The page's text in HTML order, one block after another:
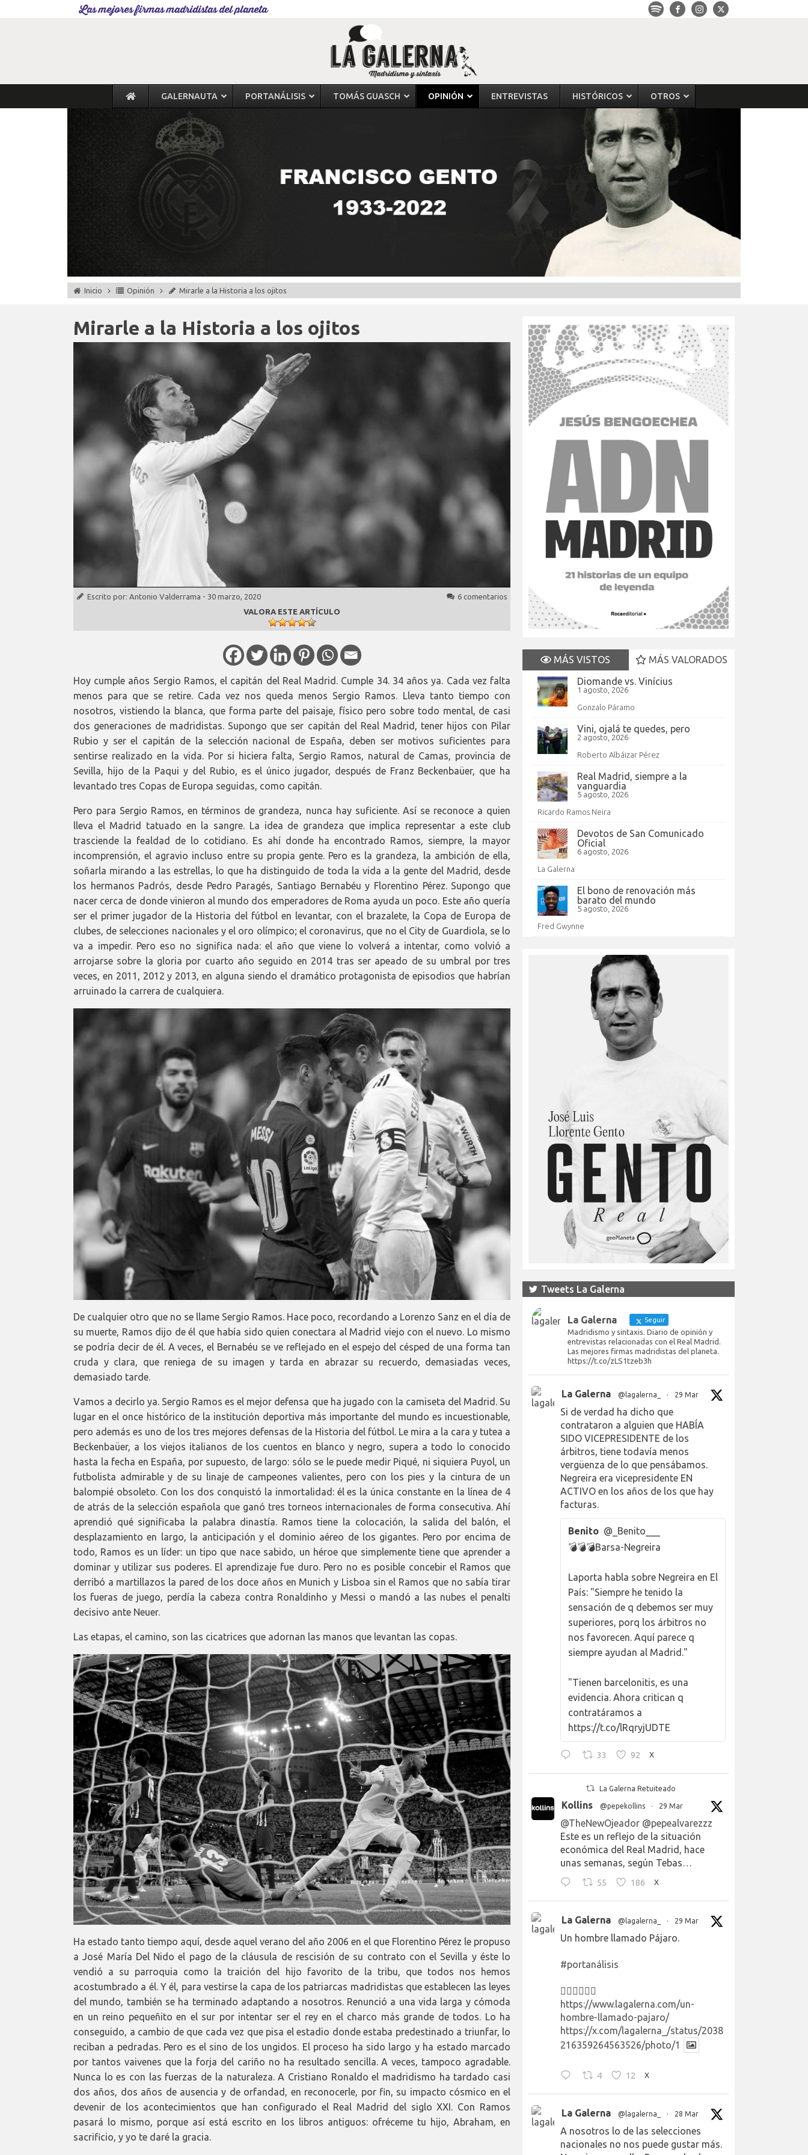
Las mejores firmas madridistas del planeta
GALERNAUTA PORTANÁLISIS TOMÁS GUASCH OPINIÓN ENTREVISTAS HISTÓRICOS OTROS
Inicio Opinión Mirarle a la Historia a los ojitos
Mirarle a la Historia a los ojitos
Escrito por: Antonio Valderrama - 30 marzo, 2020
6 comentarios
VALORA ESTE ARTÍCULO
Hoy cumple años Sergio Ramos, el capitán del Real Madrid. Cumple 34. 34 años ya. Cada vez falta
menos para que se retire. Cada vez nos queda menos Sergio Ramos. Lleva tanto tiempo con
nosotros, vistiendo la blanca, que forma parte del paisaje, físico pero sobre todo mental, de casi
dos generaciones de madridistas. Supongo que ser capitán del Real Madrid, tener hijos con Pilar
Rubio y ser el capitán de la selección nacional de España, deben ser motivos suficientes para
sentirse realizado en la vida. Por si hiciera falta, Sergio Ramos, natural de Camas, provincia de
Sevilla, hijo de la Paqui y del Rubio, es el único jugador, después de Franz Beckenbaüer, que ha
levantado tres Copas de Europa seguidas, como capitán.
Pero para Sergio Ramos, en términos de grandeza, nunca hay suficiente. Así se reconoce a quien
lleva el Madrid tatuado en la sangre. La idea de grandeza que implica representar a este club
trasciende la fealdad de lo cotidiano. Es ahí donde ha encontrado Ramos, siempre, la mayor
incomprensión, el agravio incluso entre su propia gente. Pero es la grandeza, la ambición de ella,
soñarla mirando a las estrellas, lo que ha distinguido de toda la vida a la gente del Madrid, desde
los hermanos Padrós, desde Pedro Paragés, Santiago Bernabéu y Florentino Pérez. Supongo que
nacer cerca de donde vinieron al mundo dos emperadores de Roma ayuda un poco. Este año quería
ser el primer jugador de la Historia del fútbol en levantar, con el brazalete, la Copa de Europa de
clubes, de selecciones nacionales y el oro olímpico; el coronavirus, que no el City de Guardiola, se lo
va a impedir. Pero eso no significa nada: el año que viene lo volverá a intentar, como volvió a
arrojarse sobre la gloria por cuarto año seguido en 2014 tras ser apeado de su umbral por tres
veces, en 2011, 2012 y 2013, en alguna siendo el dramático protagonista de episodios que habrían
arruinado la carrera de cualquiera.
De cualquier otro que no se llame Sergio Ramos. Hace poco, recordando a Lorenzo Sanz en el día de
su muerte, Ramos dijo de él que había sido quien conectara al Madrid viejo con el nuevo. Lo mismo
se podría decir de él. A veces, el Bernabéu se ve reflejado en el espejo del césped de una forma tan
cruda y clara, que reniega de su imagen y tarda en abrazar su recuerdo, demasiadas veces,
demasiado tarde.
Vamos a decirlo ya. Sergio Ramos es el mejor defensa que ha jugado con la camiseta del Madrid. Su
lugar en el once histórico de la institución deportiva más importante del mundo es incuestionable,
pero además es uno de los tres mejores defensas de la Historia del fútbol. Le mira a la cara y tutea a
Beckenbaüer, a los viejos italianos de los cuentos en blanco y negro, supera a todo lo conocido
hasta la fecha en España, por supuesto, de largo: sólo se le puede medir Piqué, ni siquiera Puyol, un
futbolista admirable y de su linaje de campeones valientes, pero con los pies y la cintura de un
balompié obsoleto. Con los dos conquistó la inmortalidad: él es la única constante en la línea de 4
de atrás de la selección española que ganó tres torneos internacionales de forma consecutiva. Ahí
aprendió qué significaba la palabra dinastía. Ramos tiene la colocación, la salida del balón, el
desplazamiento en largo, la anticipación y el dominio aéreo de los gigantes. Pero por encima de
todo, Ramos es un líder: un tipo que nace sabido, un héroe que simplemente tiene que aprender a
dominar y utilizar sus poderes. El aprendizaje fue duro. Pero no es posible concebir el Ramos que
derribó a martillazos la pared de los doce años en Munich y Lisboa sin el Ramos que no sabía tirar
los fueras de juego, perdía la cabeza contra Ronaldinho y Messi o mandó a las nubes el penalti
decisivo ante Neuer.
Las etapas, el camino, son las cicatrices que adornan las manos que levantan las copas.
Ha estado tanto tiempo aquí, desde aquel verano del año 2006 en el que Florentino Pérez le propuso
a José María Del Nido el pago de la cláusula de rescisión de su contrato con el Sevilla y éste lo
vendió a su parroquia como la traición del hijo favorito de la tribu, que todos nos hemos
acostumbrado a él. Y él, para vestirse la capa de los patriarcas madridistas que establecen las leyes
del mundo, también se ha terminado adaptando a nosotros. Renunció a una vida larga y cómoda
en un reino pequeñito en el sur por intentar ser el rey en el charco más grande de todos. Lo ha
conseguido, a cambio de que cada vez que pisa el estadio donde estaba predestinado a triunfar, lo
reciban a pedradas. Pero es el sino de los ungidos. El proceso ha sido largo y ha estado marcado
por tantos vaivenes que la forja del cariño no ha resultado sencilla. A veces, tampoco agradable.
Nunca lo es con las fuerzas de la naturaleza. A Cristiano Ronaldo el madridismo ha tardado casi
dos años, dos años de ausencia y de orfandad, en reconocerle, por fin, su impacto cósmico en el
devenir de los acontecimientos que han configurado el Real Madrid del siglo XXI. Con Ramos
pasará lo mismo, porque así está escrito en los libros antiguos: ofréceme tu hijo, Abraham, en
sacrificio, y yo te daré la gracia.
MÁS VISTOS
MÁS VALORADOS
Diomande vs. Vinícius
1 agosto, 2026
Gonzalo Páramo
Vini, ojalá te quedes, pero
2 agosto, 2026
Roberto Albáizar Pérez
Real Madrid, siempre a la
vanguardia
5 agosto, 2026
Ricardo Ramos Neira
Devotos de San Comunicado
Oficial
6 agosto, 2026
La Galerna
El bono de renovación más
barato del mundo
5 agosto, 2026
Fred Gwynne
Tweets La Galerna
La Galerna Seguir
Madridismo y sintaxis. Diario de opinión y
entrevistas relacionadas con el Real Madrid.
Las mejores firmas madridistas del planeta.
https://t.co/zLS1tzeb3h
La Galerna @lagalerna_ · 29 Mar
Si de verdad ha dicho que
contrataron a alguien que HABÍA
SIDO VICEPRESIDENTE de los
árbitros, tiene todavía menos
vergüenza de lo que pensábamos.
Negreira era vicepresidente EN
ACTIVO en los años de los que hay
facturas.
Benito @_Benito___
💣💣💣Barsa-Negreira
Laporta habla sobre Negreira en El
País: "Siempre he tenido la
sensación de q debemos ser muy
superiores, porq los árbitros no
nos favorecen. Aquí parece q
siempre ayudan al Madrid."
"Tienen barcelonitis, es una
evidencia. Ahora critican q
contratáramos a
https://t.co/lRqryjUDTE
33 92 X
La Galerna Retuiteado
Kollins @pepekollins · 29 Mar
@TheNewOjeador @pepealvarezzz
Este es un reflejo de la situación
económica del Real Madrid, hace
unas semanas, según Tebas…
55 186 X
La Galerna @lagalerna_ · 29 Mar
Un hombre llamado Pájaro.
#portanálisis
👉🏻👉🏻👉🏻
https://www.lagalerna.com/un-
hombre-llamado-pajaro/
https://x.com/lagalerna_/status/2038
216359264563526/photo/1
4 12 X
La Galerna @lagalerna_ · 28 Mar
A nosotros lo de las selecciones
nacionales no nos puede gustar más.